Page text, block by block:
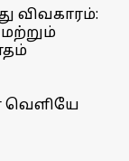
விவகாரம்:
வெளியே